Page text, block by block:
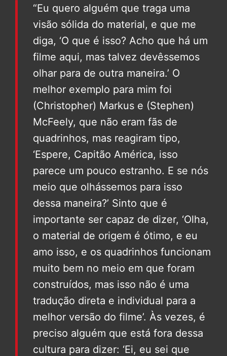
“Eu quero alguém que traga uma
visão sólida do material, e que me
diga, ‘O que é isso? Acho que há um
filme aqui, mas talvez devêssemos
olhar para de outra maneira.’ O
melhor exemplo para mim foi
(Christopher) Markus e (Stephen)
McFeely, que não eram fãs de
quadrinhos, mas reagiram tipo,
‘Espere, Capitão América, isso
parece um pouco estranho. E se nós
meio que olhássemos para isso
dessa maneira?’ Sinto que é
importante ser capaz de dizer, ‘Olha,
o material de origem é ótimo, e eu
amo isso, e os quadrinhos funcionam
muito bem no meio em que foram
construídos, mas isso não é uma
tradução direta e individual para a
melhor versão do filme’. Às vezes, é
preciso alguém que está fora dessa
cultura para dizer: ‘Ei, eu sei que